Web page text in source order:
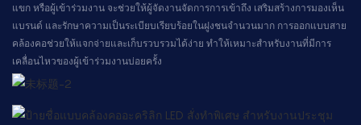
แขก หรือผู้เข้าร่วมงาน จะช่วยให้ผู้จัดงานจัดการการเข้าถึง เสริมสร้างการมองเห็น
แบรนด์ และรักษาความเป็นระเบียบเรียบร้อยในฝูงชนจำนวนมาก การออกแบบสาย
คล้องคอช่วยให้แจกจ่ายและเก็บรวบรวมได้ง่าย ทำให้เหมาะสำหรับงานที่มีการ
เคลื่อนไหวของผู้เข้าร่วมงานบ่อยครั้ง